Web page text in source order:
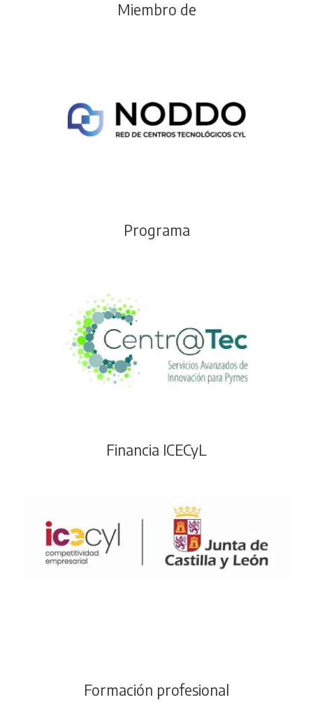
Miembro de
Programa
Financia ICECyL
Formación profesional